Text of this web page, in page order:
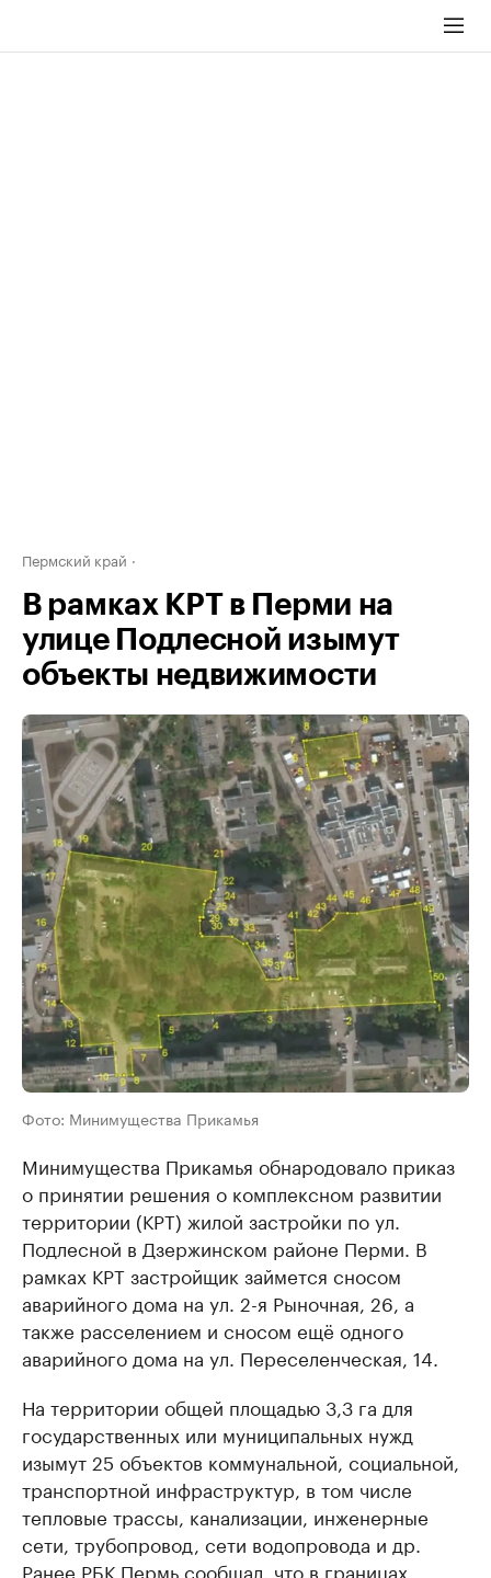
Пермский край
В рамках КРТ в Перми на
улице Подлесной изымут
объекты недвижимости
Фото: Минимущества Прикамья
Минимущества Прикамья обнародовало приказ
о принятии решения о комплексном развитии
территории (КРТ) жилой застройки по ул.
Подлесной в Дзержинском районе Перми. В
рамках КРТ застройщик займется сносом
аварийного дома на ул. 2-я Рыночная, 26, а
также расселением и сносом ещё одного
аварийного дома на ул. Переселенческая, 14.
На территории общей площадью 3,3 га для
государственных или муниципальных нужд
изымут 25 объектов коммунальной, социальной,
транспортной инфраструктур, в том числе
тепловые трассы, канализации, инженерные
сети, трубопровод, сети водопровода и др.
Ранее РБК Пермь сообщал, что в границах